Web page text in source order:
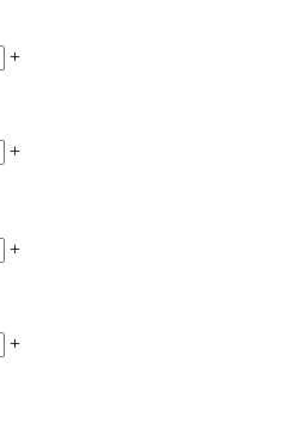
+
+
+
+